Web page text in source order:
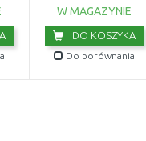
W MAGAZYNIE
DO KOSZYKA
Do porównania